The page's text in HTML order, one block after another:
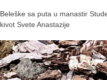
Beleške sa puta u manastir
kivot Svete Anastazije